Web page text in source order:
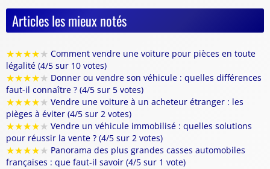
Articles les mieux notés
★★★★★ Comment vendre une voiture pour pièces en toute
légalité (4/5 sur 10 votes)
★★★★★ Donner ou vendre son véhicule : quelles différences
faut-il connaître ? (4/5 sur 5 votes)
★★★★★ Vendre une voiture à un acheteur étranger : les
pièges à éviter (4/5 sur 2 votes)
★★★★★ Vendre un véhicule immobilisé : quelles solutions
pour réussir la vente ? (4/5 sur 2 votes)
★★★★★ Panorama des plus grandes casses automobiles
françaises : que faut-il savoir (4/5 sur 1 vote)